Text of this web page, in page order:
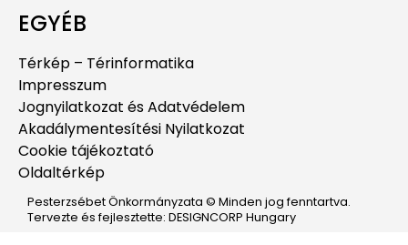
EGYÉB
Térkép – Térinformatika
Impresszum
Jognyilatkozat és Adatvédelem
Akadálymentesítési Nyilatkozat
Cookie tájékoztató
Oldaltérkép
Pesterzsébet Önkormányzata © Minden jog fenntartva.
Tervezte és fejlesztette: DESIGNCORP Hungary